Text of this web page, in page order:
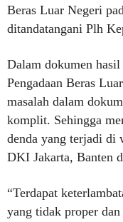
Beras Luar Negeri
ditandatangani Plh
Dalam dokumen
Pengadaan Beras
masalah dalam
komplit. Sehingga
denda yang terjadi di
DKI Jakarta, Banten
“Terdapat
yang tidak proper